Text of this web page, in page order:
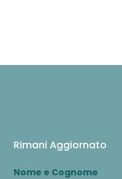
Rimani Aggiornato
Nome e Cognome